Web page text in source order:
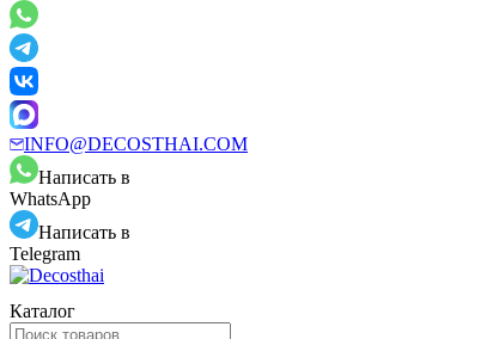
INFO@DECOSTHAI.COM
Написать в
WhatsApp
Написать в
Telegram
Каталог